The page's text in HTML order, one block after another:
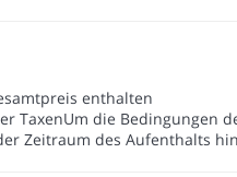
enthalten
TaxenUm die Bedingungen
Zeitraum des Aufenthalts